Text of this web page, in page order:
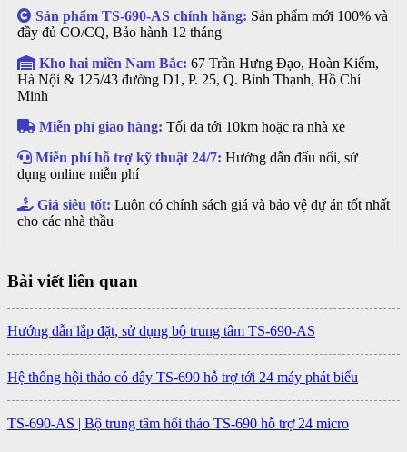
Sản phẩm TS-690-AS chính hãng: Sản phẩm mới 100% và
đầy đủ CO/CQ, Bảo hành 12 tháng
Kho hai miền Nam Bắc: 67 Trần Hưng Đạo, Hoàn Kiếm,
Hà Nội & 125/43 đường D1, P. 25, Q. Bình Thạnh, Hồ Chí
Minh
Miễn phí giao hàng: Tối đa tới 10km hoặc ra nhà xe
Miễn phí hỗ trợ kỹ thuật 24/7: Hướng dẫn đấu nối, sử
dụng online miễn phí
Giá siêu tốt: Luôn có chính sách giá và bảo vệ dự án tốt nhất
cho các nhà thầu
Bài viết liên quan
Hướng dẫn lắp đặt, sử dụng bộ trung tâm TS-690-AS
Hệ thống hội thảo có dây TS-690 hỗ trợ tới 24 máy phát biểu
TS-690-AS | Bộ trung tâm hổi thảo TS-690 hỗ trợ 24 micro